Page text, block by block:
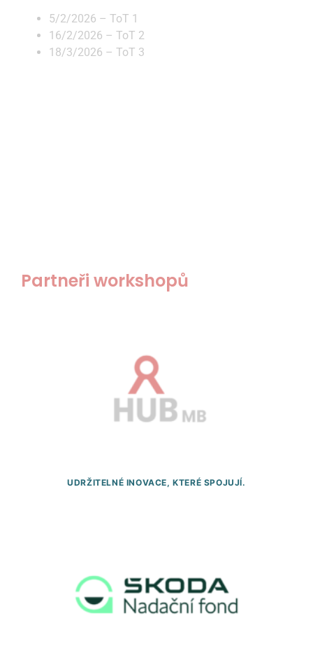
5/2/2026 – ToT 1
16/2/2026 – ToT 2
18/3/2026 – ToT 3
Partneři workshopů
UDRŽITELNÉ INOVACE, KTERÉ SPOJUJÍ.